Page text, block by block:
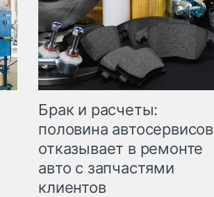
Брак и расчеты:
половина автосервисов
отказывает в ремонте
авто с запчастями
клиентов